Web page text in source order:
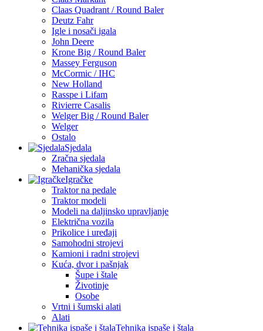
Claas Quadrant / Round Baler
Deutz Fahr
Igle i nosači igala
John Deere
Krone Big / Round Baler
Massey Ferguson
McCormic / IHC
New Holland
Rasspe i Lifam
Rivierre Casalis
Welger Big / Round Baler
Welger
Ostalo
Sjedala
Zračna sjedala
Mehanička sjedala
Igračke
Traktor na pedale
Traktor modeli
Modeli na daljinsko upravljanje
Električna vozila
Prikolice i uređaji
Samohodni strojevi
Kamioni i radni strojevi
Kuća, dvor i pašnjak
Šupe i štale
Životinje
Osobe
Vrtni i šumski alati
Alati
Tehnika ispaše i štala